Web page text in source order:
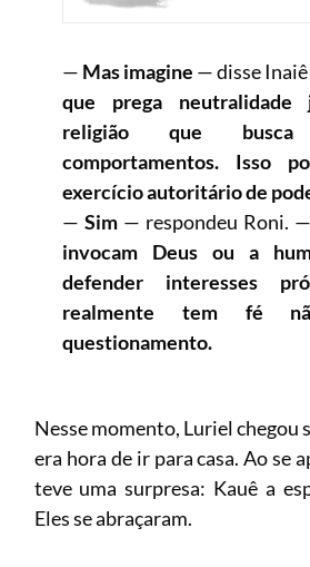
— Mas imagine — disse
que prega
religião que busca
comportamentos. Isso
exercício autoritário de
— Sim— respondeu Roni. —
invocam Deus ou a
defender interesses
realmente tem fé
questionamento.
Nesse momento, Luriel chegou
era hora de ir para casa. Ao se
teve uma surpresa: Kauê a
Eles se abraçaram.